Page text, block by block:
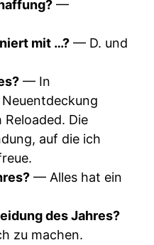
—
mit …? — D. und
— In
Die
auf die ich
— Alles hat ein
des Jahres?
zu machen.